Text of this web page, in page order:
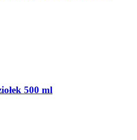
500 ml